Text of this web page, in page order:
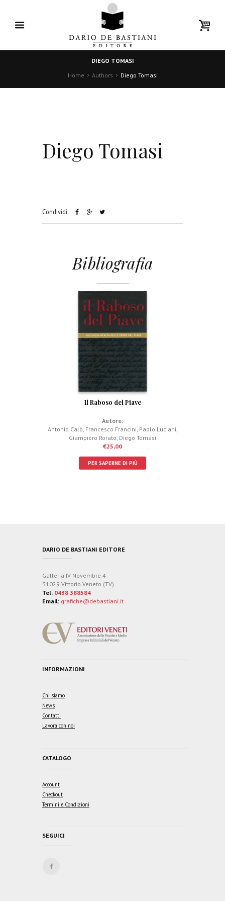
DIEGO TOMASI
Home
Authors Diego Tomasi
Diego Tomasi
Condividi:
Bibliografia
Il Raboso del Piave
Autore:
Antonio Calò Francesco Francini Paolo Luciani
Giampiero Rorato Diego Tomasi
€25,00
PER SAPERNE DI PIÙ
DARIO DE BASTIANI EDITORE
Galleria IV Novembre 4
31029 Vittorio Veneto (TV)
Tel: 0438 388584
Email: grafiche@debastiani.it
INFORMAZIONI
Chi siamo
News
Contatti
Lavora con noi
CATALOGO
Account
Checkout
Termini e Condizioni
SEGUICI